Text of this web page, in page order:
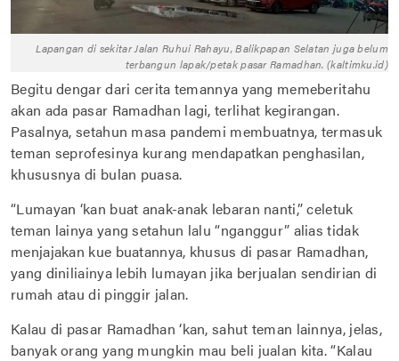
Lapangan di sekitar Jalan Ruhui Rahayu, Balikpapan Selatan juga belum
terbangun lapak/petak pasar Ramadhan. (kaltimku.id)
Begitu dengar dari cerita temannya yang memeberitahu
akan ada pasar Ramadhan lagi, terlihat kegirangan.
Pasalnya, setahun masa pandemi membuatnya, termasuk
teman seprofesinya kurang mendapatkan penghasilan,
khususnya di bulan puasa.
“Lumayan ‘kan buat anak-anak lebaran nanti,” celetuk
teman lainya yang setahun lalu “nganggur” alias tidak
menjajakan kue buatannya, khusus di pasar Ramadhan,
yang diniliainya lebih lumayan jika berjualan sendirian di
rumah atau di pinggir jalan.
Kalau di pasar Ramadhan ‘kan, sahut teman lainnya, jelas,
banyak orang yang mungkin mau beli jualan kita. “Kalau